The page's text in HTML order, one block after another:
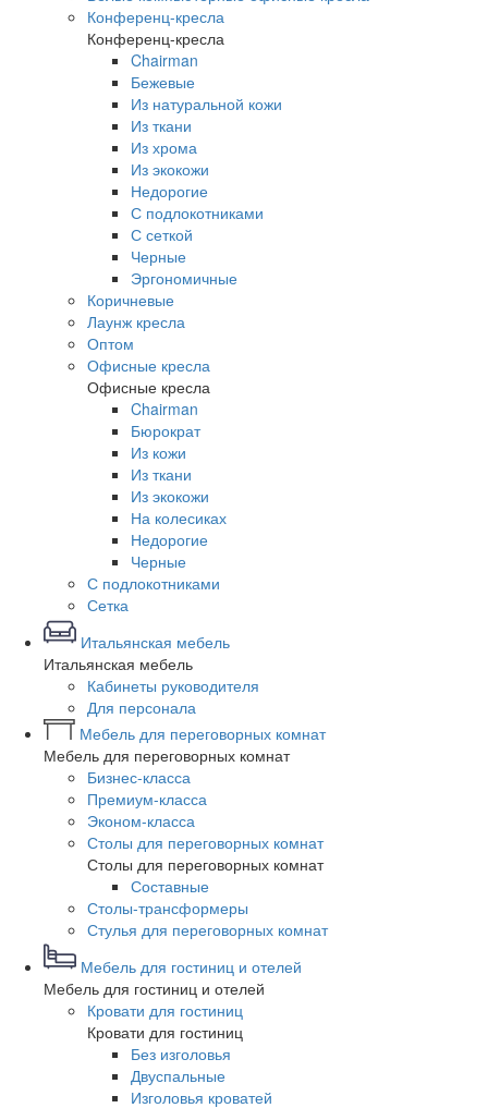
Конференц-кресла
Конференц-кресла
Chairman
Бежевые
Из натуральной кожи
Из ткани
Из хрома
Из экокожи
Недорогие
С подлокотниками
С сеткой
Черные
Эргономичные
Коричневые
Лаунж кресла
Оптом
Офисные кресла
Офисные кресла
Chairman
Бюрократ
Из кожи
Из ткани
Из экокожи
На колесиках
Недорогие
Черные
С подлокотниками
Сетка
Итальянская мебель
Итальянская мебель
Кабинеты руководителя
Для персонала
Мебель для переговорных комнат
Мебель для переговорных комнат
Бизнес-класса
Премиум-класса
Эконом-класса
Столы для переговорных комнат
Столы для переговорных комнат
Составные
Столы-трансформеры
Стулья для переговорных комнат
Мебель для гостиниц и отелей
Мебель для гостиниц и отелей
Кровати для гостиниц
Кровати для гостиниц
Без изголовья
Двуспальные
Изголовья кроватей